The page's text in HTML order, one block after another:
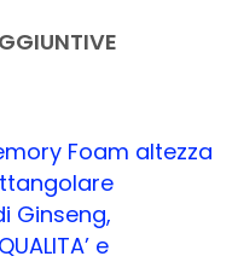
Foam altezza
Ginseng,
e